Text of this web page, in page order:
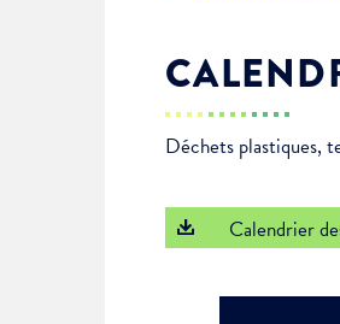
Déchets plastiques,
Calendrier